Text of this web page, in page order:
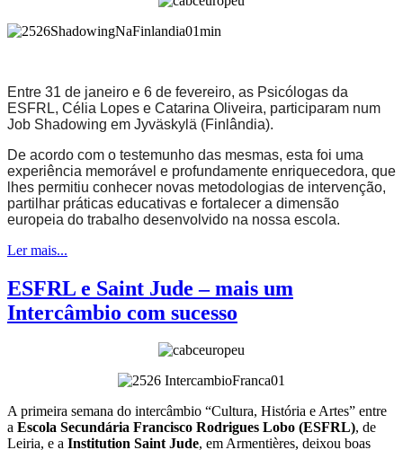
Entre 31 de janeiro e 6 de fevereiro, as Psicólogas da
ESFRL, Célia Lopes e Catarina Oliveira, participaram num
Job Shadowing em Jyväskylä (Finlândia).
De acordo com o testemunho das mesmas, esta foi uma
experiência memorável e profundamente enriquecedora, que
lhes permitiu conhecer novas metodologias de intervenção,
partilhar práticas educativas e fortalecer a dimensão
europeia do trabalho desenvolvido na nossa escola.
Ler mais...
ESFRL e Saint Jude – mais um
Intercâmbio com sucesso
A primeira semana do intercâmbio “Cultura, História e Artes” entre
a Escola Secundária Francisco Rodrigues Lobo (ESFRL), de
Leiria, e a Institution Saint Jude, em Armentières, deixou boas